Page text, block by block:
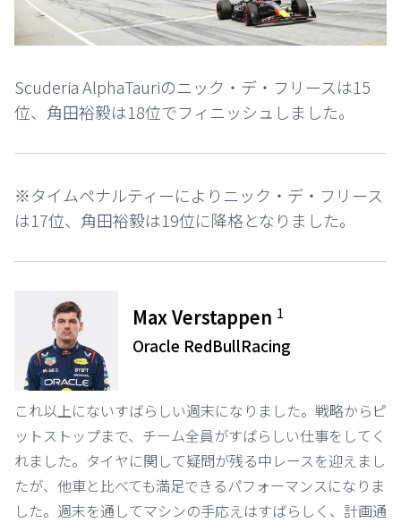
Scuderia AlphaTauriのニック・デ・フリースは15
位、角田裕毅は18位でフィニッシュしました。
※タイムペナルティーによりニック・デ・フリース
は17位、角田裕毅は19位に降格となりました。
Max Verstappen 1
Oracle RedBullRacing
これ以上にないすばらしい週末になりました。戦略からピ
ットストップまで、チーム全員がすばらしい仕事をしてく
れました。タイヤに関して疑問が残る中レースを迎えまし
たが、他車と比べても満足できるパフォーマンスになりま
した。週末を通してマシンの手応えはすばらしく、計画通